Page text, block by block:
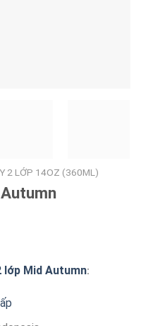
2 LỚP 14OZ (360ML)
lớp Mid Autumn: